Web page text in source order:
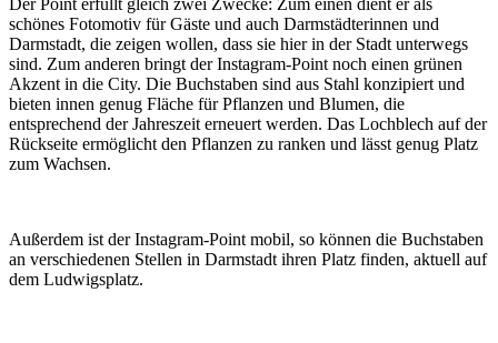
schönes Fotomotiv für Gäste und auch Darmstädterinnen und
Darmstadt, die zeigen wollen, dass sie hier in der Stadt unterwegs
sind. Zum anderen bringt der Instagram-Point noch einen grünen
Akzent in die City. Die Buchstaben sind aus Stahl konzipiert und
bieten innen genug Fläche für Pflanzen und Blumen, die
entsprechend der Jahreszeit erneuert werden. Das Lochblech auf der
Rückseite ermöglicht den Pflanzen zu ranken und lässt genug Platz
zum Wachsen.
Außerdem ist der Instagram-Point mobil, so können die Buchstaben
an verschiedenen Stellen in Darmstadt ihren Platz finden, aktuell auf
dem Ludwigsplatz.